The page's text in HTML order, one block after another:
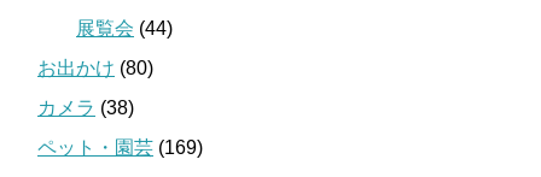
展覧会 (44)
お出かけ (80)
カメラ (38)
ペット・園芸 (169)